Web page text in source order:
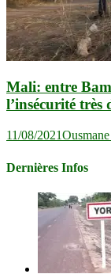
Mali: entre
l’insécurité très
11/08/2021
Dernières Infos